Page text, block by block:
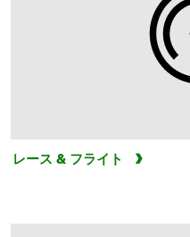
レース & フライト